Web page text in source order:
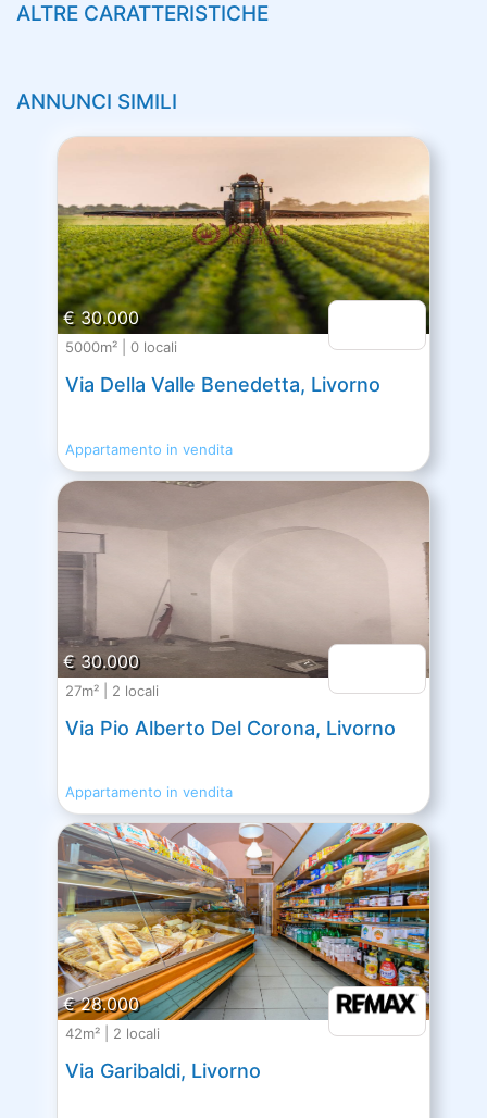
ALTRE CARATTERISTICHE
ANNUNCI SIMILI
€ 30.000
5000m² | 0 locali
Via Della Valle Benedetta, Livorno
Appartamento in vendita
€ 30.000
27m² | 2 locali
Via Pio Alberto Del Corona, Livorno
Appartamento in vendita
€ 28.000
42m² | 2 locali
Via Garibaldi, Livorno